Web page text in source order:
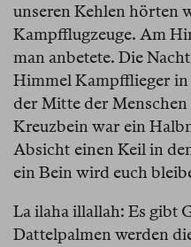
unseren Kehlen hörten
Kampfflugzeuge. Am
man anbetete. Die
Himmel Kampfflieger in
der Mitte der
Kreuzbein war ein
Absicht einen Keil in
ein Bein wird euch
La ilaha illallah: Es gibt
Dattelpalmen werden